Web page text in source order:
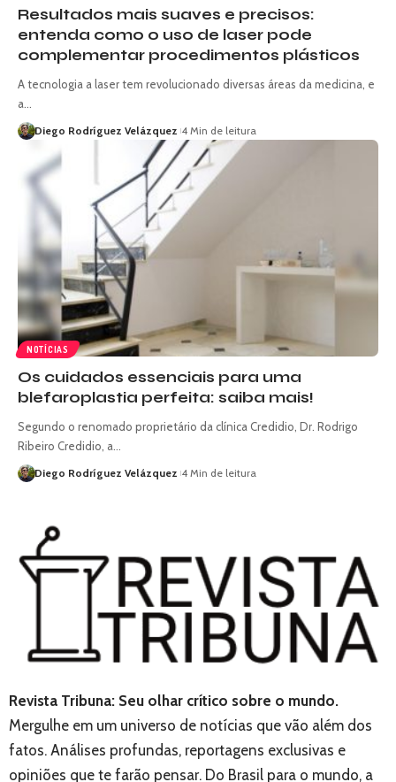
Resultados mais suaves e precisos:
entenda como o uso de laser pode
complementar procedimentos plásticos
A tecnologia a laser tem revolucionado diversas áreas da medicina, e
a…
Diego Rodríguez Velázquez 4 Min de leitura
NOTÍCIAS
Os cuidados essenciais para uma
blefaroplastia perfeita: saiba mais!
Segundo o renomado proprietário da clínica Credidio, Dr. Rodrigo
Ribeiro Credidio, a…
Diego Rodríguez Velázquez 4 Min de leitura
Revista Tribuna: Seu olhar crítico sobre o mundo.
Mergulhe em um universo de notícias que vão além dos
fatos. Análises profundas, reportagens exclusivas e
opiniões que te farão pensar. Do Brasil para o mundo, a